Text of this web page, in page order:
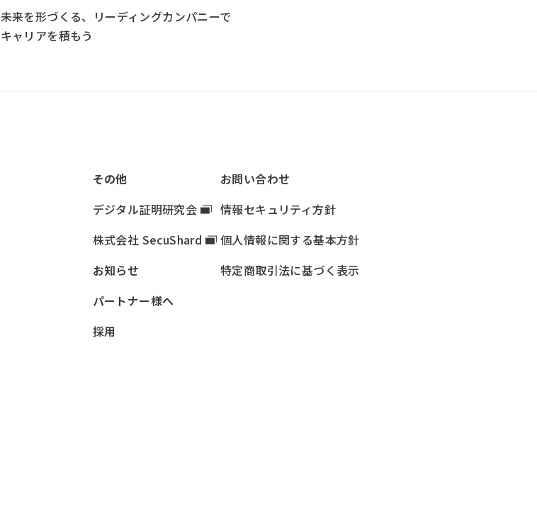
未来を形づくる、リーディングカンパニーで
キャリアを積もう
ク
その他
デジタル証明研究会
株式会社 SecuShard
お知らせ
パートナー様へ
採用
お問い合わせ
情報セキュリティ方針
個人情報に関する基本方針
特定商取引法に基づく表示